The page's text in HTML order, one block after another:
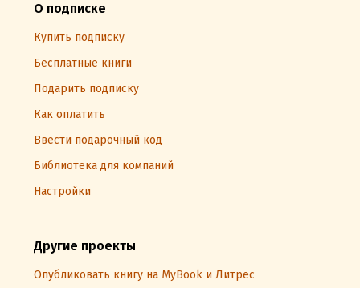
О подписке
Купить подписку
Бесплатные книги
Подарить подписку
Как оплатить
Ввести подарочный код
Библиотека для компаний
Настройки
Другие проекты
Опубликовать книгу на MyBook и Литрес